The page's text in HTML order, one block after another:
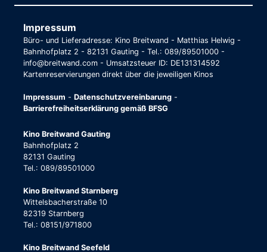
Impressum
Büro- und Lieferadresse: Kino Breitwand - Matthias Helwig -
Bahnhofplatz 2 - 82131 Gauting - Tel.: 089/89501000 -
info@breitwand.com - Umsatzsteuer ID: DE131314592
Kartenreservierungen direkt über die jeweiligen Kinos
Impressum - Datenschutzvereinbarung -
Barrierefreiheitserklärung gemäß BFSG
Kino Breitwand Gauting
Bahnhofplatz 2
82131 Gauting
Tel.: 089/89501000
Kino Breitwand Starnberg
Wittelsbacherstraße 10
82319 Starnberg
Tel.: 08151/971800
Kino Breitwand Seefeld